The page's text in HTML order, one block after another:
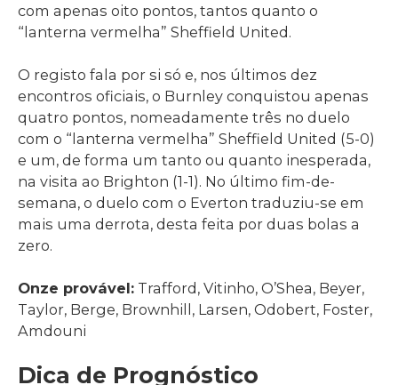
com apenas oito pontos, tantos quanto o
“lanterna vermelha” Sheffield United.
O registo fala por si só e, nos últimos dez
encontros oficiais, o Burnley conquistou apenas
quatro pontos, nomeadamente três no duelo
com o “lanterna vermelha” Sheffield United (5-0)
e um, de forma um tanto ou quanto inesperada,
na visita ao Brighton (1-1). No último fim-de-
semana, o duelo com o Everton traduziu-se em
mais uma derrota, desta feita por duas bolas a
zero.
Onze provável: Trafford, Vitinho, O’Shea, Beyer,
Taylor, Berge, Brownhill, Larsen, Odobert, Foster,
Amdouni
Dica de Prognóstico